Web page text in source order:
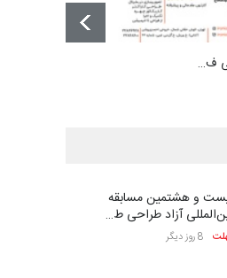
ف…
و هشتمین مسابقه
آزاد طراحی ط…
8 روز دیگر